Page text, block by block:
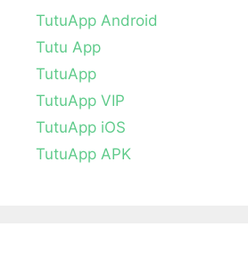
TutuApp Android
Tutu App
TutuApp
TutuApp VIP
TutuApp iOS
TutuApp APK